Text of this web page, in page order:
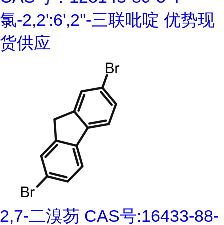
氯-2,2':6',2''-三联吡啶 优势现
货供应
2,7-二溴芴 CAS号:16433-88-